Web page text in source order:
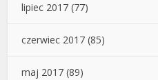
lipiec 2017 (77)
czerwiec 2017 (85)
maj 2017 (89)